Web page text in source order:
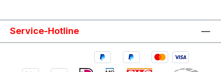
Service-Hotline